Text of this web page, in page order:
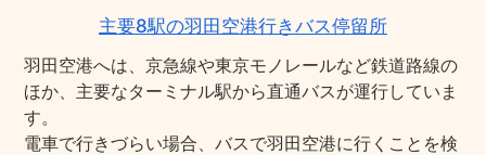
主要8駅の羽田空港行きバス停留所
羽田空港へは、京急線や東京モノレールなど鉄道路線の
ほか、主要なターミナル駅から直通バスが運行していま
す。
電車で行きづらい場合、バスで羽田空港に行くことを検